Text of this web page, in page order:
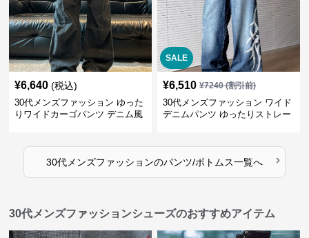
¥6,640 (税込)
30代メンズファッション ゆった
りワイドカーゴパンツ デニム風
SALE
¥6,510 ¥7240(割引前)
30代メンズファッション ワイド
デニムパンツ ゆったりストレー
30代メンズファッションのパンツ/ボトムス一覧へ ›
30代メンズファッションシューズのおすすめアイテム